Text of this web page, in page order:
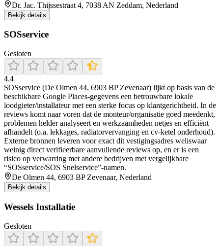
Dr. Jac. Thijssestraat 4, 7038 AN Zeddam, Nederland
Bekijk details
SOSservice
Gesloten
4.4
SOSservice (De Olmen 44, 6903 BP Zevenaar) lijkt op basis van de
beschikbare Google Places-gegevens een betrouwbare lokale
loodgieter/installateur met een sterke focus op klantgerichtheid. In de
reviews komt naar voren dat de monteur/organisatie goed meedenkt,
problemen helder analyseert en werkzaamheden netjes en efficiënt
afhandelt (o.a. lekkages, radiatorvervanging en cv-ketel onderhoud).
Externe bronnen leveren voor exact dit vestigingsadres weliswaar
weinig direct verifieerbare aanvullende reviews op, en er is een
risico op verwarring met andere bedrijven met vergelijkbare
“SOSservice/SOS Snelservice”-namen.
De Olmen 44, 6903 BP Zevenaar, Nederland
Bekijk details
Wessels Installatie
Gesloten